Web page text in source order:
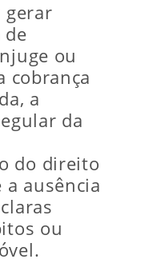
gerar
de
ou
cobrança
a
da
do direito
a ausência
ou